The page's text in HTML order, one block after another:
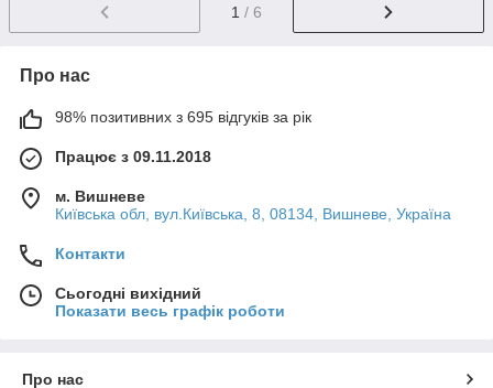
1 / 6
Про нас
98% позитивних з 695 відгуків за рік
Працює з 09.11.2018
м. Вишневе
Київська обл, вул.Київська, 8, 08134, Вишневе, Україна
Контакти
Сьогодні вихідний
Показати весь графік роботи
Про нас